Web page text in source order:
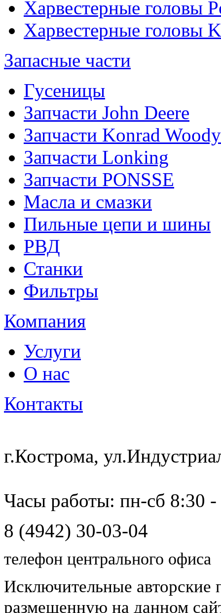
Харвестерные головы
Харвестерные головы
Запасные части
Гусеницы
Запчасти John Deere
Запчасти Konrad Woody
Запчасти Lonking
Запчасти PONSSE
Масла и смазки
Пильные цепи и шины
РВД
Станки
Фильтры
Компания
Услуги
О нас
Контакты
г.Кострома,
Часы работы: пн-сб 8:30
8 (4942) 30-03-04
телефон центрального офиса
Исключительные
размещенную на данном